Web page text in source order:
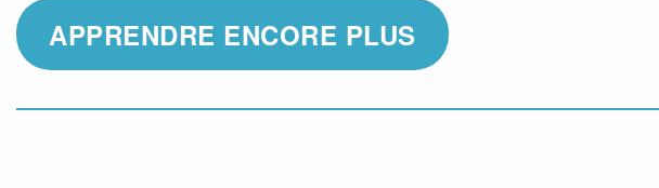
APPRENDRE ENCORE PLUS